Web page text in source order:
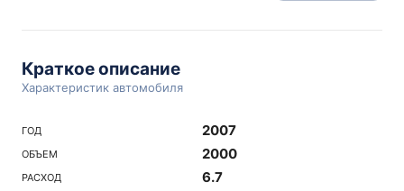
Краткое описание
Характеристик автомобиля
ГОД 2007
ОБЪЕМ 2000
РАСХОД 6.7